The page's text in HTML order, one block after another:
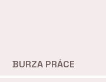
BURZA PRÁCE